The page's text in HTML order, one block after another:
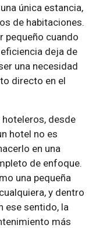
única estancia,
de habitaciones.
pequeño cuando
deja de
una necesidad
directo en el
desde
hotel no es
en una
de enfoque.
una pequeña
y dentro
ese sentido, la
más